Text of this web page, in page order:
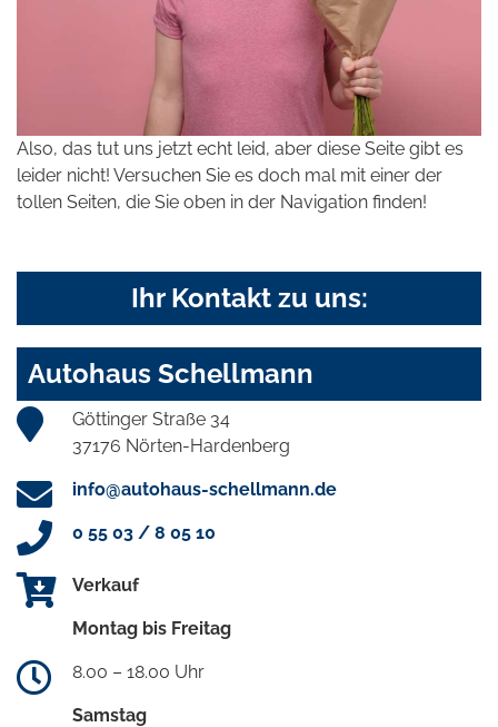
Also, das tut uns jetzt echt leid, aber diese Seite gibt es
leider nicht! Versuchen Sie es doch mal mit einer der
tollen Seiten, die Sie oben in der Navigation finden!
Ihr Kontakt zu uns:
Autohaus Schellmann
Göttinger Straße 34
37176 Nörten-Hardenberg
info@autohaus-schellmann.de
0 55 03 / 8 05 10
Verkauf
Montag bis Freitag
8.00 – 18.00 Uhr
Samstag